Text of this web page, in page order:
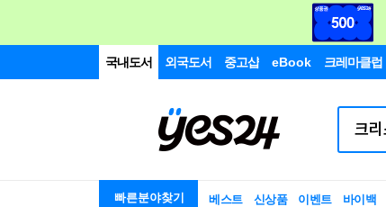
국내도서 외국도서 중고샵 eBook 크레마클럽
빠른분야찾기 베스트 신상품 이벤트 바이백